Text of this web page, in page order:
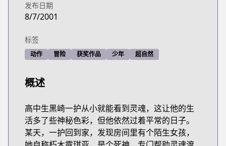
发布日期
8/7/2001
标签
动作 冒险 获奖作品 少年 超自然
概述
高中生黑崎一护从小就能看到灵魂，这让他的生
活多了些神秘色彩，但他依然过着平常的日子。
某天，一护回到家，发现房间里有个陌生女孩，